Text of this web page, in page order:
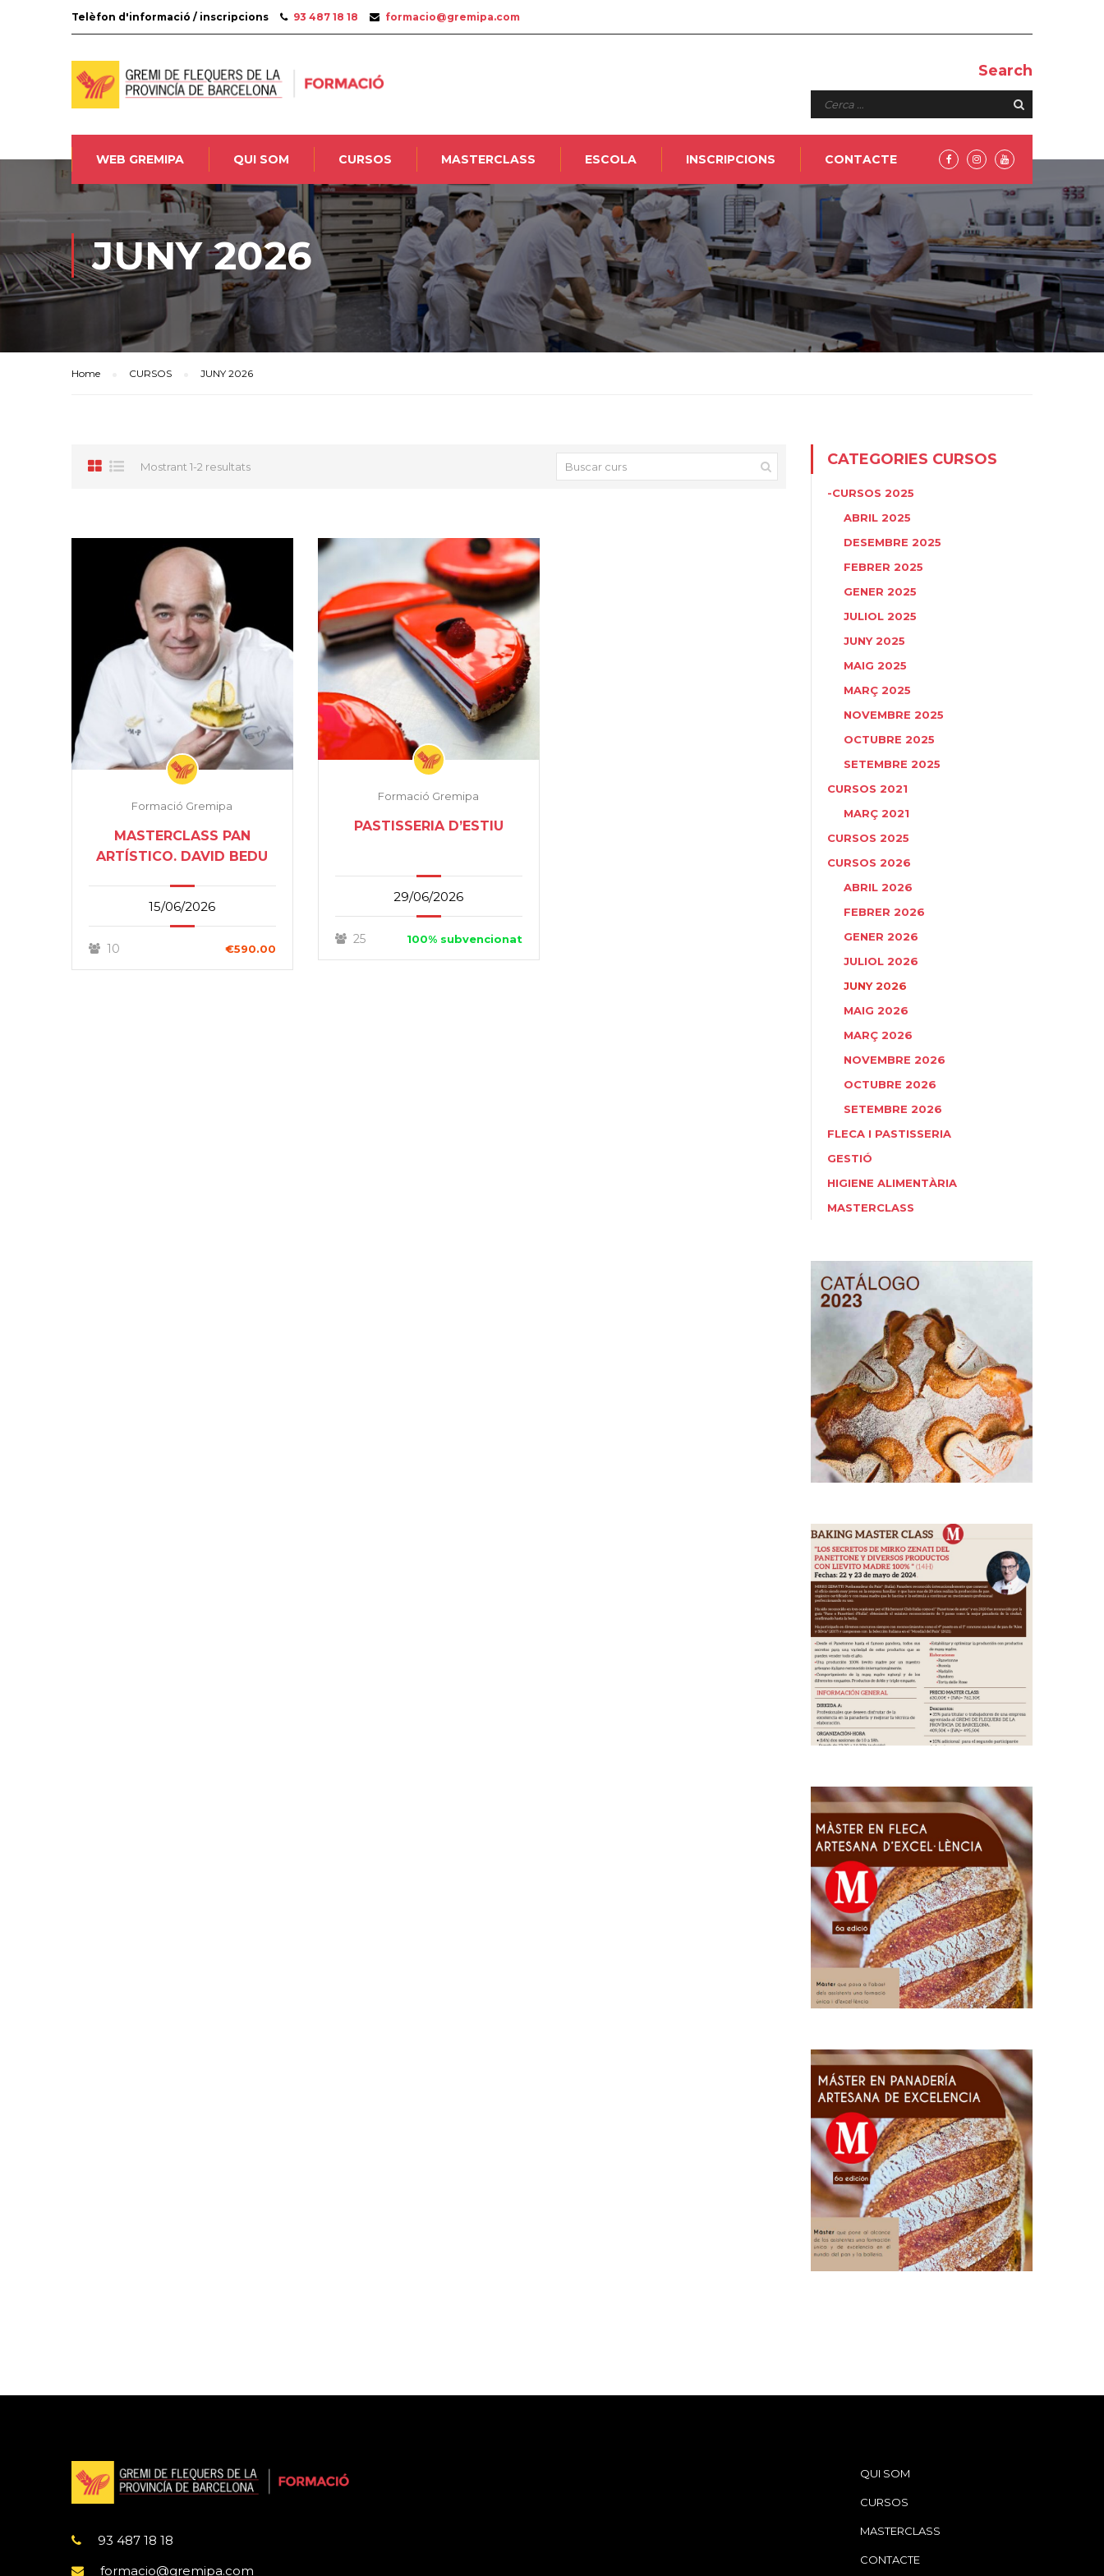
Telèfon d'informació / inscripcions 93 487 18 18 formacio@gremipa.com
Search
WEB GREMIPA QUI SOM CURSOS MASTERCLASS ESCOLA INSCRIPCIONS CONTACTE
JUNY 2026
Home CURSOS JUNY 2026
Mostrant 1-2 resultats
Formació Gremipa
MASTERCLASS PAN
ARTÍSTICO. DAVID BEDU
15/06/2026
10 €590.00
Formació Gremipa
PASTISSERIA D’ESTIU
29/06/2026
25 100% subvencionat
CATEGORIES CURSOS
-CURSOS 2025
ABRIL 2025
DESEMBRE 2025
FEBRER 2025
GENER 2025
JULIOL 2025
JUNY 2025
MAIG 2025
MARÇ 2025
NOVEMBRE 2025
OCTUBRE 2025
SETEMBRE 2025
CURSOS 2021
MARÇ 2021
CURSOS 2025
CURSOS 2026
ABRIL 2026
FEBRER 2026
GENER 2026
JULIOL 2026
JUNY 2026
MAIG 2026
MARÇ 2026
NOVEMBRE 2026
OCTUBRE 2026
SETEMBRE 2026
FLECA I PASTISSERIA
GESTIÓ
HIGIENE ALIMENTÀRIA
MASTERCLASS
93 487 18 18
formacio@gremipa.com
QUI SOM
CURSOS
MASTERCLASS
CONTACTE